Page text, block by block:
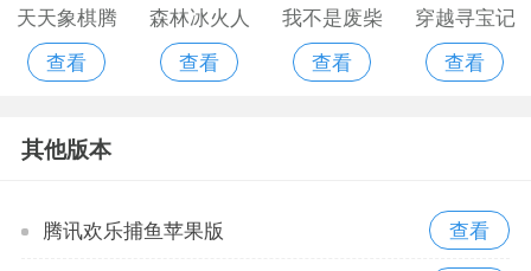
天天象棋腾
讯版
查看
森林冰火人
中文版
查看
我不是废柴
破解版金币
查看
穿越寻宝记
最新版
查看
其他版本
腾讯欢乐捕鱼苹果版